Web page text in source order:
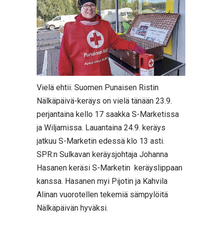
Vielä ehtii. Suomen Punaisen Ristin
Nälkäpäivä-keräys on vielä tänään 23.9.
perjantaina kello 17 saakka S-Marketissa
ja Wiljamissa. Lauantaina 24.9. keräys
jatkuu S-Marketin edessä klo 13 asti.
SPR:n Sulkavan keräysjohtaja Johanna
Hasanen keräsi S-Marketin keräyslippaan
kanssa. Hasanen myi Pijotin ja Kahvila
Alinan vuorotellen tekemiä sämpylöitä
Nälkäpäivän hyväksi.